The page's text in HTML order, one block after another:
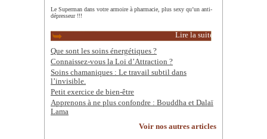
Le Superman dans votre armoire à pharmacie, plus sexy qu’un anti-
dépresseur !!!
Lire la suite
Que sont les soins énergétiques ?
Connaissez-vous la Loi d’Attraction ?
Soins chamaniques : Le travail subtil dans
l’invisible.
Petit exercice de bien-être
Apprenons à ne plus confondre : Bouddha et Dalaï
Lama
Voir nos autres articles